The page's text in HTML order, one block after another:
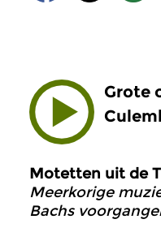
Grote
Motetten uit de
Meerkorige
Bachs